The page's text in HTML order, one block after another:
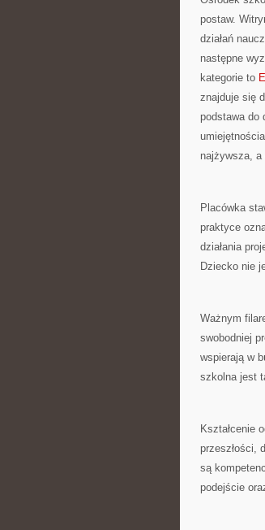
postaw.
działań
następne
kategorie to
znajduje się
podstawa do
najżywsza, a
Placówka
praktyce
działania
Dziecko nie
Ważnym
swobodniej
wspierają w
szkolna jest
Kształcenie
przeszłości,
są
podejście